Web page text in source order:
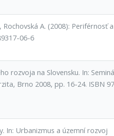
A. (2008): Periférnosť a
06-6
rozvoja na Slovensku. In:
Brno 2008, pp. 16-24. ISBN
In: Urbanizmus a územní rozvoj